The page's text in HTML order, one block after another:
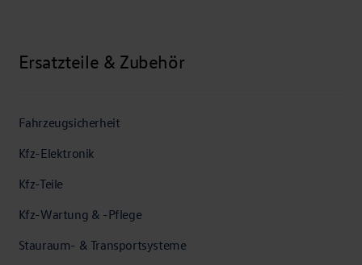
Ersatzteile & Zubehör
Fahrzeugsicherheit
Kfz-Elektronik
Kfz-Teile
Kfz-Wartung & -Pflege
Stauraum- & Transportsysteme